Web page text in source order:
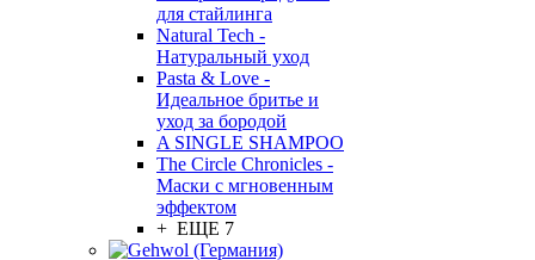
для стайлинга
Natural Tech -
Натуральный уход
Pasta & Love -
Идеальное бритье и
уход за бородой
A SINGLE SHAMPOO
The Circle Chronicles -
Маски с мгновенным
эффектом
+ ЕЩЕ 7